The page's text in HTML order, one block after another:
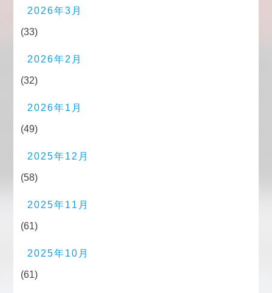
2026年3月
(33)
2026年2月
(32)
2026年1月
(49)
2025年12月
(58)
2025年11月
(61)
2025年10月
(61)